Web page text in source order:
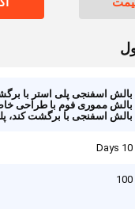
بالش اسفنجی پلی استر با
بالش مموری فوم با طراحی
بالش اسفنجی با برگشت کند،
10 Days
100